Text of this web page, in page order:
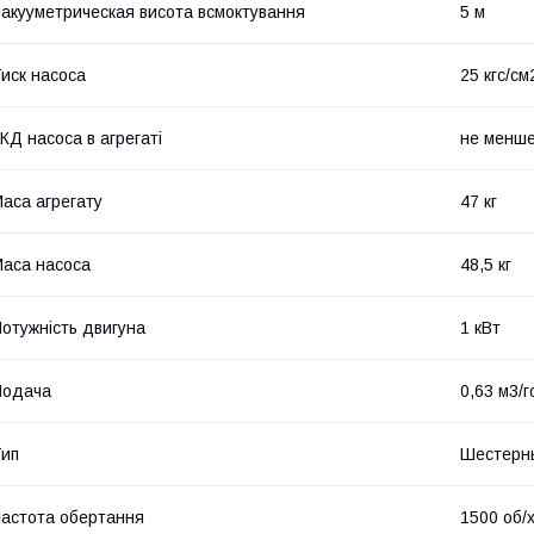
висота всмоктування 5 м
насоса 25 кгс/
насоса в агрегаті не
агрегату 47 кг
насоса 48,5 кг
двигуна 1 кВт
0,63 м3/
обертання 1500 об/